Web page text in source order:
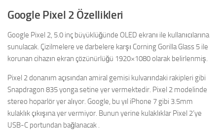
Google Pixel 2 Özellikleri
Google Pixel 2, 5.0 inç büyüklüğünde OLED ekranı ile kullanıcılarına
sunulacak. Çizilmelere ve darbelere karşı Corning Gorilla Glass 5 ile
korunan cihazın ekran çözünürlüğü 1920×1080 olarak belirlenmiş.
Pixel 2 donanım açısından amiral gemisi kulvarındaki rakipleri gibi
Snapdragon 835 yonga setine yer vermektedir. Pixel 2 modelinde
stereo hoparlör yer alıyor. Google, bu yıl iPhone 7 gibi 3.5mm
kulaklık çıkışına yer vermiyor. Bunun yerine kulaklıklar Pixel 2’ye
USB-C portundan bağlanacak .